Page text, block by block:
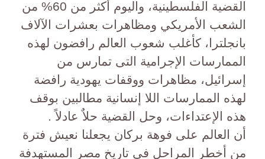
القضية الفلسطينية، واليوم أكثر من 60% من
الشعب الأمريكي ومظاهرات بعشرات الآلاف
بانجلترا، كأغلب شعوب العالم رافضون لهذه
الممارسات الإجرامية التى تمارس من
إسرائيل، مظاهرات ووقفات يهودية رافضة
لهذه الممارسات اللا إنسانية مطالبين بوقف
هذه الإعتداءات، وحل القضية حلاٌ عادلاً .
أن العالم على فوهة بركان يجعلنا نعيش فترة
من أخطر المراحل في تاريخ مصر المستهدفة